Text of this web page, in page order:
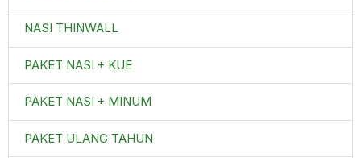
NASI THINWALL
PAKET NASI + KUE
PAKET NASI + MINUM
PAKET ULANG TAHUN